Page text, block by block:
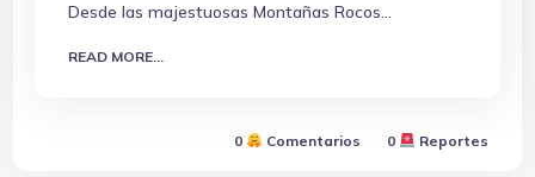
Desde las majestuosas Montañas Rocos...
READ MORE...
0 Comentarios 0 Reportes